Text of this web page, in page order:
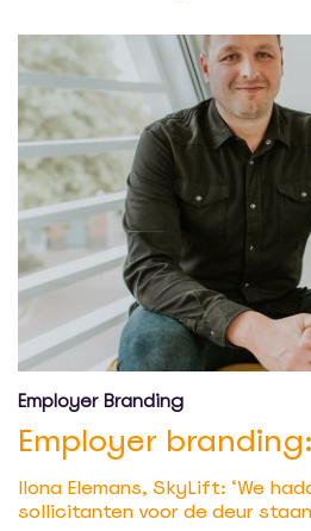
Employer Branding
Employer
Ilona Elemans, SkyLift: ‘We
sollicitanten voor de deur